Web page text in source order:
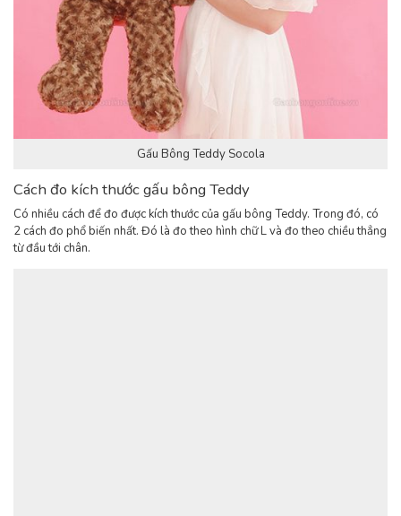
Gấu Bông Teddy Socola
Cách đo kích thước gấu bông Teddy
Có nhiều cách để đo được kích thước của gấu bông Teddy. Trong đó, có
2 cách đo phổ biến nhất. Đó là đo theo hình chữ L và đo theo chiều thẳng
từ đầu tới chân.